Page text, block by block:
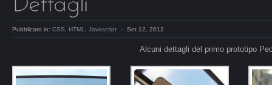
Pubblicato in: CSS HTML Javascript - Set 12, 2012
Alcuni dettagli del primo prototipo